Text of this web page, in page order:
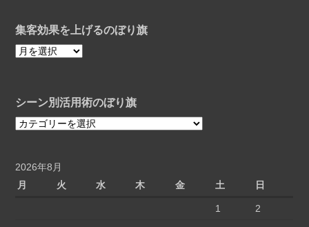
集客効果を上げるのぼり旗
集
を
上
の
ぼ
シーン別活用術のぼり旗
シ
別
活
2026年8月
月
火 水 木 金 土 日
1
2